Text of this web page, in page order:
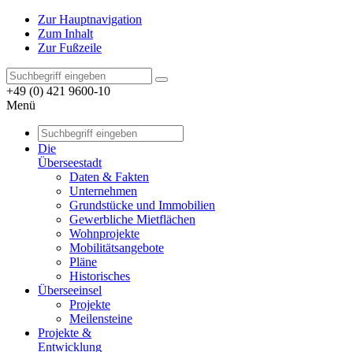
Zur Hauptnavigation
Zum Inhalt
Zur Fußzeile
+49 (0) 421 9600-10
Menü
Die
Überseestadt
Daten & Fakten
Unternehmen
Grundstücke und Immobilien
Gewerbliche Mietflächen
Wohnprojekte
Mobilitätsangebote
Pläne
Historisches
Überseeinsel
Projekte
Meilensteine
Projekte &
Entwicklung